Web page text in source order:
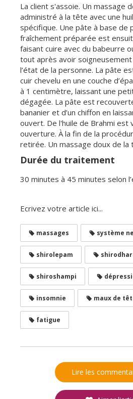
La client s'assoie. Un massage
administré à la tête avec une
spécifique. Une pâte à base de
fraîchement préparée est
faisant cuire avec du babeurre
tout après avoir
l’état de la personne. La pâte
cuir chevelu en une couche
à 1 centimètre, laissant une
dégagée. La pâte est
bananier et d’un chiffon en
ouvert. De l'huile de Brahmi est
ouverture. À la fin de la
retirée. Un massage doux de la
Durée du traitement
30 minutes à 45 minutes selon
Ecrivez votre article ici...
massages système
shirolepam
shiroshampi
insomnie maux de
fatigue
Lire les